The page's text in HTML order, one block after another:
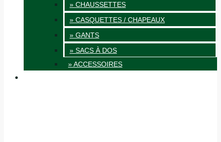
» CHAUSSETTES
» CASQUETTES / CHAPEAUX
» GANTS
» SACS À DOS
» ACCESSOIRES